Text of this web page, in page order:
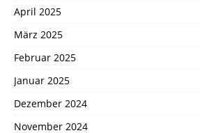
April 2025
März 2025
Februar 2025
Januar 2025
Dezember 2024
November 2024